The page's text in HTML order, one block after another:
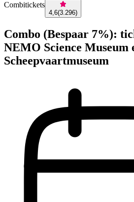
Combitickets
4,6(3.296)
Combo (Bespaar 7%):
NEMO Science Museum
Scheepvaartmuseum